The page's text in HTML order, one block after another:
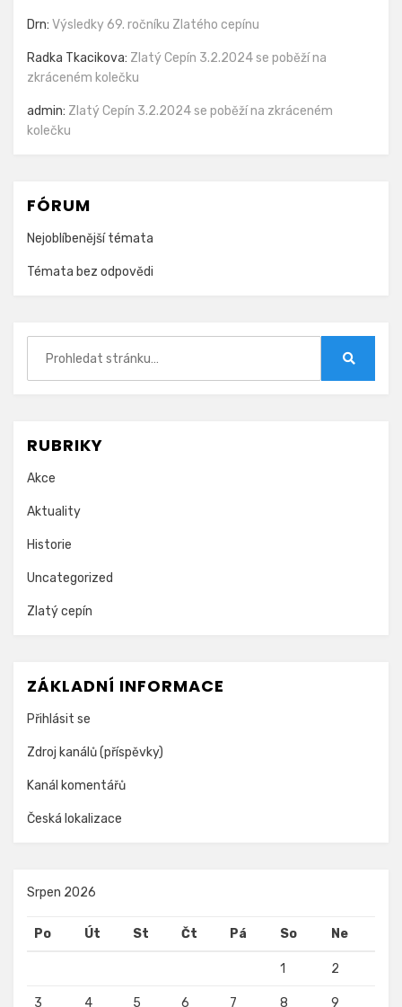
Drn: Výsledky 69. ročníku Zlatého cepínu
Radka Tkacikova: Zlatý Cepín 3.2.2024 se poběží na
zkráceném kolečku
admin: Zlatý Cepín 3.2.2024 se poběží na zkráceném
kolečku
FÓRUM
Nejoblíbenější témata
Témata bez odpovědi
RUBRIKY
Akce
Aktuality
Historie
Uncategorized
Zlatý cepín
ZÁKLADNÍ INFORMACE
Přihlásit se
Zdroj kanálů (příspěvky)
Kanál komentářů
Česká lokalizace
Srpen 2026
Po Út St Čt Pá So Ne
1 2
3 4 5 6 7 8 9